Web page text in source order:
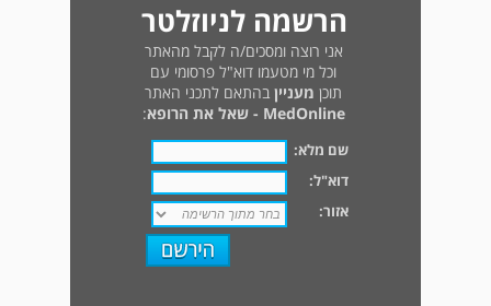
הרשמה לניוזלטר
אני רוצה ומסכים/ה לקבל מהאתר
וכל מי מטעמו דוא"ל פרסומי עם
תוכן מעניין בהתאם לתכני האתר
MedOnline - שאל את הרופא
:
שם מלא:
דוא"ל:
אזור: